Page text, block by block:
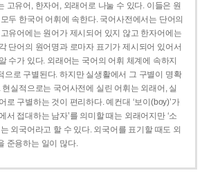
고유어, 한자어, 외래어로 나눌 수 있다. 이들은 원
두 한국어 어휘에 속한다. 국어사전에서는 단어의
유어에는 원어가 제시되어 있지 않고 한자어에는
단어의 원어명과 로마자 표기가 제시되어 있어서
수가 있다. 외래어는 국어의 어휘 체계에 속하지
으로 구별된다. 하지만 실생활에서 그 구별이 명확
실적으로는 국어사전에 실린 어휘는 외래어, 실
로 구별하는 것이 편리하다. 예컨대 ‘보이(boy)’가
서 접대하는 남자’를 의미할 때는 외래어지만 ‘소
외국어라고 할 수 있다. 외국어를 표기할 때도 외
준용하는 일이 많다.